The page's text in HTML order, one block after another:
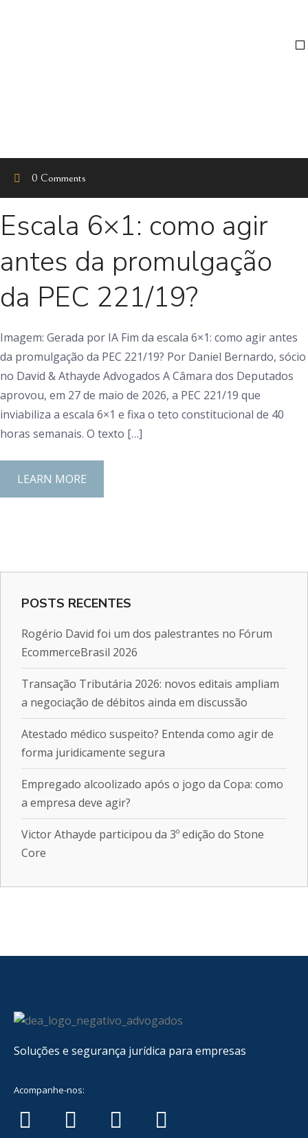
0 Comments
Escala 6×1: como agir
antes da promulgação
da PEC 221/19?
Imagem: Gerada por IA Fim da escala 6×1: como agir antes
da promulgação da PEC 221/19? Por Daniel Bernardo, sócio
no David & Athayde Advogados A Câmara dos Deputados
aprovou, em 27 de maio de 2026, a PEC 221/19 que
inviabiliza a escala 6×1 e fixa o teto constitucional de 40
horas semanais. O texto […]
LEARN MORE
POSTS RECENTES
Rogério David foi um dos palestrantes no Fórum
EcommerceBrasil 2026
Transação Tributária 2026: novos editais ampliam
a negociação de débitos ainda em discussão
Atestado médico suspeito? Entenda como agir de
forma juridicamente segura
Empregado alcoolizado após o jogo da Copa: como
a empresa deve agir?
Victor Athayde participou da 3º edição do Stone
Core
Soluções e segurança jurídica para empresas
Acompanhe-nos: